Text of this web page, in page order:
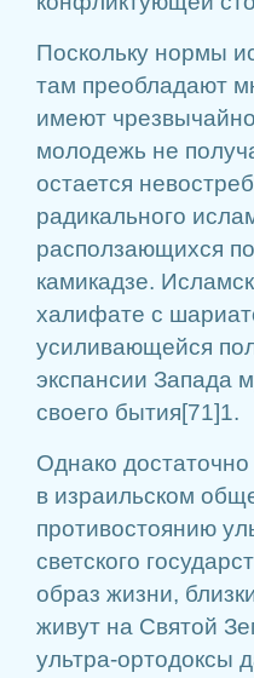
Поскольку нормы
там преобладают
имеют
молодежь не
остается
радикального
расползающихся
камикадзе.
халифате с
усиливающейся
экспансии Запада
своего бытия[71]1.
Однако
в израильском
противостоянию
светского
образ жизни,
живут на Святой
ультра-ортодоксы